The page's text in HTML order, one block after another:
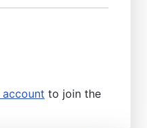
account to join the